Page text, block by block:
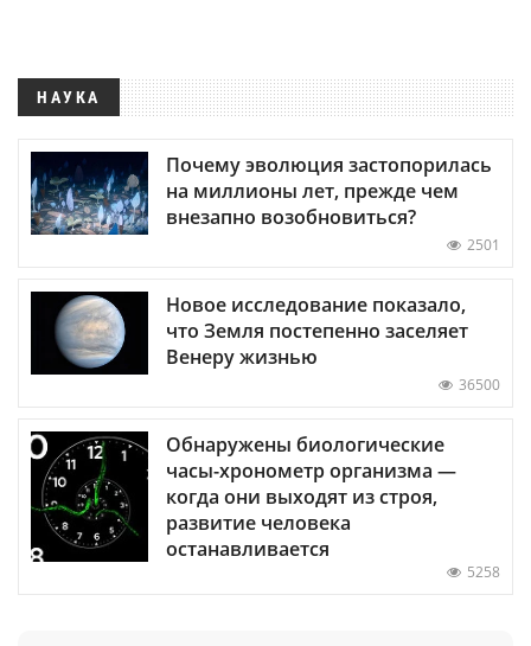
НАУКА
Почему эволюция застопорилась
на миллионы лет, прежде чем
внезапно возобновиться?
2501
Новое исследование показало,
что Земля постепенно заселяет
Венеру жизнью
36500
Обнаружены биологические
часы-хронометр организма —
когда они выходят из строя,
развитие человека
останавливается
5258